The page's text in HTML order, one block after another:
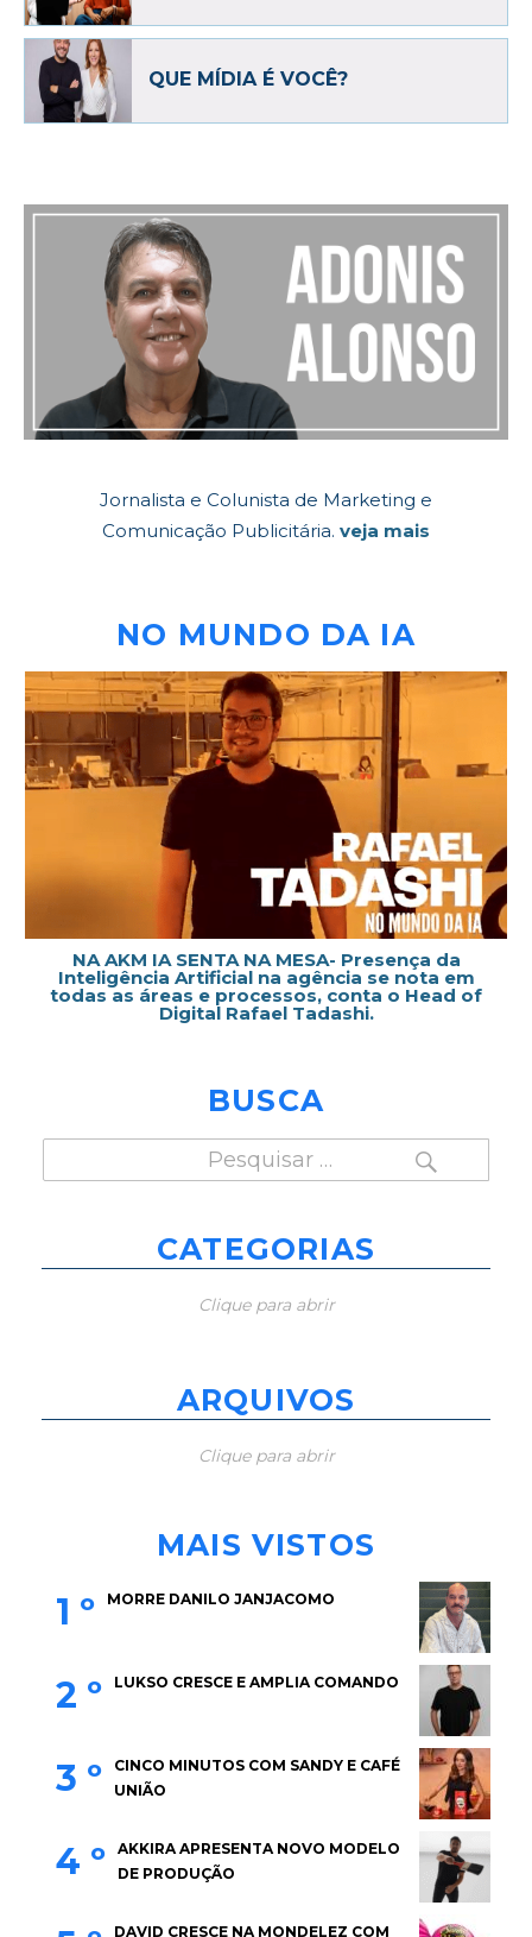
QUE MÍDIA É VOCÊ?
Jornalista e Colunista de Marketing e
Comunicação Publicitária. veja mais
NO MUNDO DA IA
NA AKM IA SENTA NA MESA- Presença da
Inteligência Artificial na agência se nota em
todas as áreas e processos, conta o Head of
Digital Rafael Tadashi.
BUSCA
por:
PESQUISAR
CATEGORIAS
Clique para abrir
ARQUIVOS
Clique para abrir
MAIS VISTOS
1 º MORRE DANILO JANJACOMO
2 º LUKSO CRESCE E AMPLIA COMANDO
3 º
CINCO MINUTOS COM SANDY E CAFÉ
UNIÃO
4 º
AKKIRA APRESENTA NOVO MODELO
DE PRODUÇÃO
DAVID CRESCE NA MONDELEZ COM